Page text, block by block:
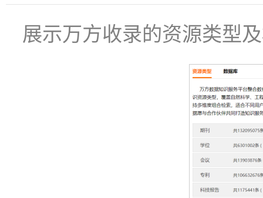
展示万方收录的资源类型